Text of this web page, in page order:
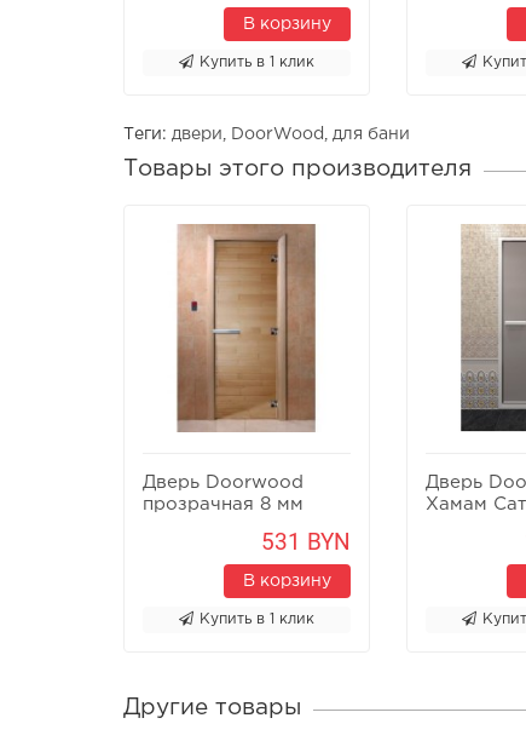
В корзину
Купить в 1 клик
Теги: двери DoorWood для бани
Товары этого производителя
Дверь Doorwood
прозрачная 8 мм
531 BYN
В корзину
Купить в 1 клик
Дверь
Хамам
Другие товары